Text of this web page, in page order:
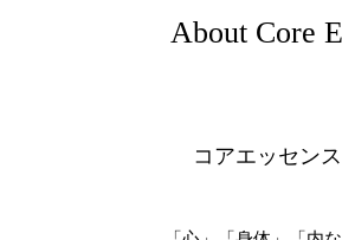
About Core
コアエッセン